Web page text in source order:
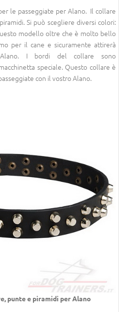
le passeggiate per Alano. Il collare
Si può scegliere diversi colori:
modello oltre che è molto bello
per il cane e sicuramente attirerà
I bordi del collare sono
speciale. Questo collare è
con il vostro Alano.
punte e piramidi perAlano